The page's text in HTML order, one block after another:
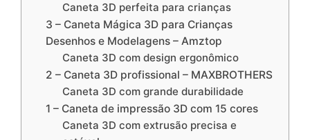
Caneta 3D perfeita para crianças
3 – Caneta Mágica 3D para Crianças
Desenhos e Modelagens – Amztop
Caneta 3D com design ergonômico
2 – Caneta 3D profissional – MAXBROTHERS
Caneta 3D com grande durabilidade
1 – Caneta de impressão 3D com 15 cores
Caneta 3D com extrusão precisa e